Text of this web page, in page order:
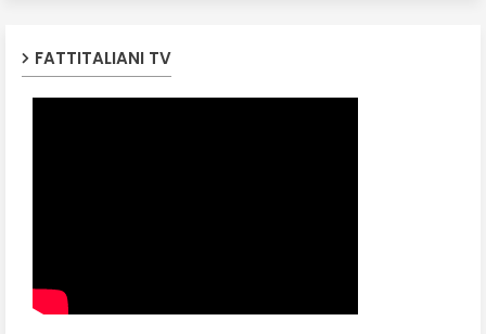
FATTITALIANI TV